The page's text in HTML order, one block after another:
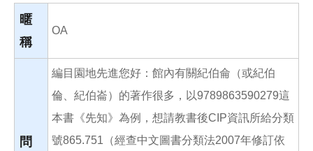
o
暱
稱
OA
問
編目園地先進您好：館內有關紀伯侖（或紀伯
倫、紀伯崙）的著作很多，以9789863590279這
本書《先知》為例，想請教書後CIP資訊所給分類
號865.751（經查中文圖書分類法2007年修訂依